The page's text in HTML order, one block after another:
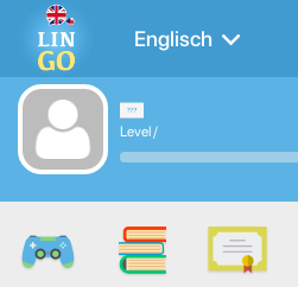
Englisch
Level/